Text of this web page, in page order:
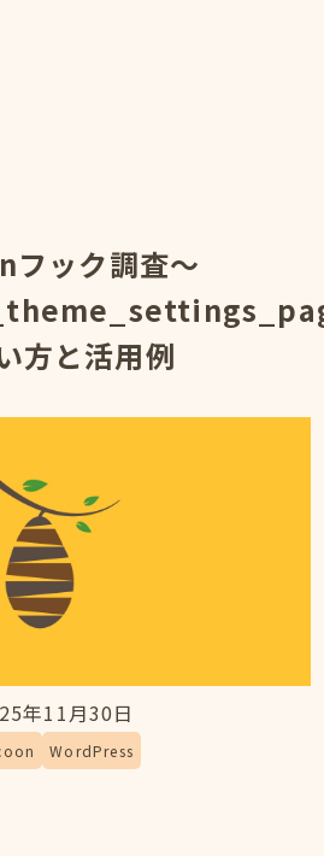
フック調査～
方と活用例
年11月30日
WordPress